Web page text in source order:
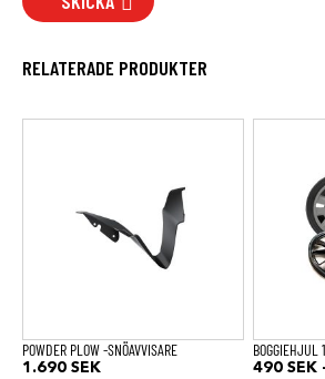
RELATERADE PRODUKTER
POWDER PLOW -SNÖAVVISARE
1.690 SEK
BOGGIEHJUL
490 SEK
varianter.